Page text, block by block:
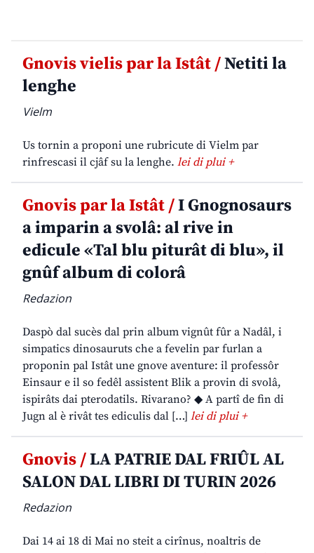
Gnovis vielis par la Istât /Netiti la
lenghe
Vielm
Us tornin a proponi une rubricute di Vielm par
rinfrescasi il cjâf su la lenghe. lei di plui +
Gnovis par la Istât /I Gnognosaurs
a imparin a svolâ: al rive in
edicule «Tal blu piturât di blu», il
gnûf album di colorâ
Redazion
Daspò dal sucès dal prin album vignût fûr a Nadâl, i
simpatics dinosauruts che a fevelin par furlan a
proponin pal Istât une gnove aventure: il professôr
Einsaur e il so fedêl assistent Blik a provin di svolâ,
ispirâts dai pterodatils. Rivarano? ◆ A partî de fin di
Jugn al è rivât tes ediculis dal […] lei di plui +
Gnovis /LA PATRIE DAL FRIÛL AL
SALON DAL LIBRI DI TURIN 2026
Redazion
Dai 14 ai 18 di Mai no steit a cirînus, noaltris de